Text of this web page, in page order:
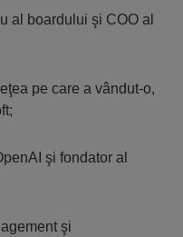
al boardului şi COO al
pe care a vândut-o,
şi fondator al
şi